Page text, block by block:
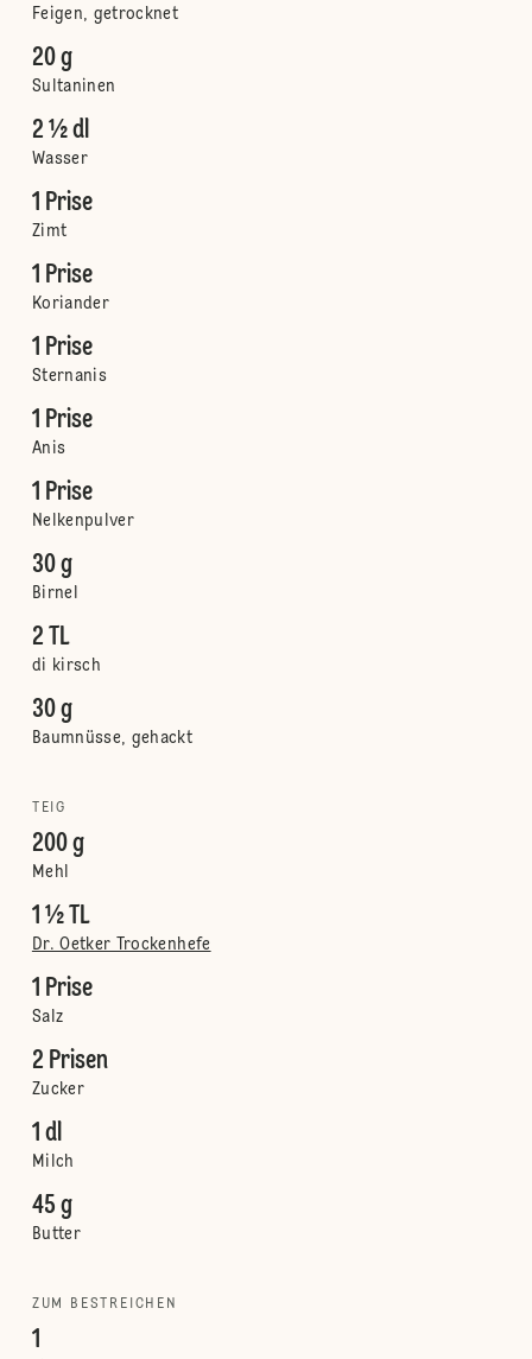
Feigen, getrocknet
20 g
Sultaninen
2 ½ dl
Wasser
1 Prise
Zimt
1 Prise
Koriander
1 Prise
Sternanis
1 Prise
Anis
1 Prise
Nelkenpulver
30 g
Birnel
2 TL
di kirsch
30 g
Baumnüsse, gehackt
TEIG
200 g
Mehl
1 ½ TL
Dr. Oetker Trockenhefe
1 Prise
Salz
2 Prisen
Zucker
1 dl
Milch
45 g
Butter
ZUM BESTREICHEN
1